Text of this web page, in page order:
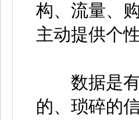
构、流量、
主动提供个
数据是有
的、琐碎的